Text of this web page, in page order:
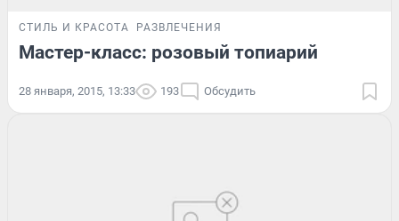
СТИЛЬ И КРАСОТА РАЗВЛЕЧЕНИЯ
Мастер-класс: розовый топиарий
28 января, 2015, 13:33 193 Обсудить